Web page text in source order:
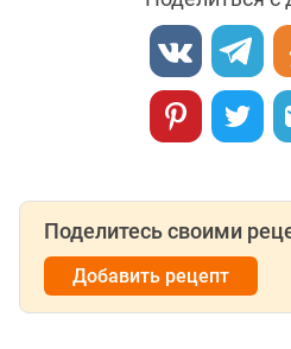
Поделитесь своими
Добавить рецепт